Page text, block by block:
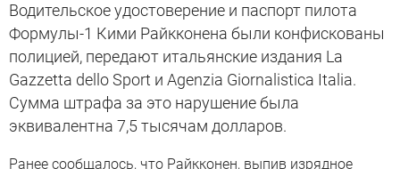
Водительское удостоверение и паспорт пилота
Формулы-1 Кими Райкконена были конфискованы
полицией, передают итальянские издания La
Gazzetta dello Sport и Agenzia Giornalistica Italia.
Сумма штрафа за это нарушение была
эквивалентна 7,5 тысячам долларов.
Ранее сообщалось, что Райкконен, выпив изрядное